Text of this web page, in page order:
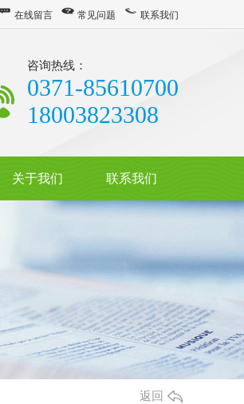
在线留言 常见问题 联系我们
咨询热线：
0371-85610700
18003823308
关于我们 联系我们
返回